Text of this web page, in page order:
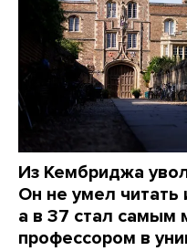
Из Кембриджа
Он не умел читать
а в 37 стал
профессором в